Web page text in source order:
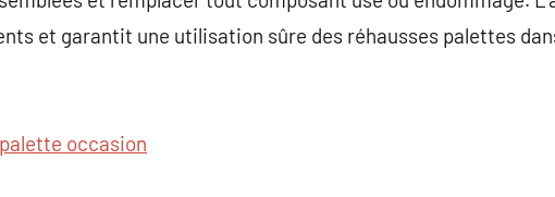
et garantit une utilisation sûre des réhausses palettes
occasion